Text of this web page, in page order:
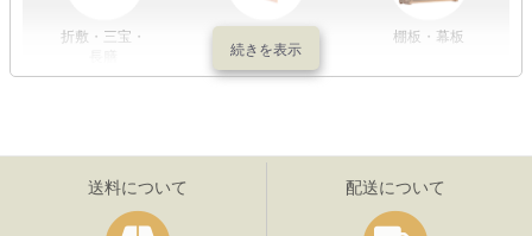
折敷・三宝・
棚板・幕板
送料について 配送について